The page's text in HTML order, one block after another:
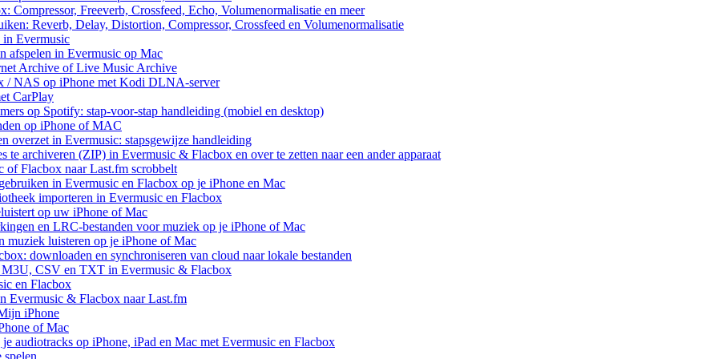
Compressor, Freeverb, Crossfeed, Echo, Volumenormalisatie en meer
Reverb, Delay, Distortion, Compressor, Crossfeed en Volumenormalisatie
in Evermusic
afspelen in Evermusic op Mac
Archive of Live Music Archive
/ NAS op iPhone met Kodi DLNA-server
CarPlay
op Spotify: stap-voor-stap handleiding (mobiel en desktop)
op iPhone of MAC
overzet in Evermusic: stapsgewijze handleiding
te archiveren (ZIP) in Evermusic & Flacbox en over te zetten naar een ander apparaat
of Flacbox naar Last.fm scrobbelt
in Evermusic en Flacbox op je iPhone en Mac
importeren in Evermusic en Flacbox
op uw iPhone of Mac
en LRC-bestanden voor muziek op je iPhone of Mac
luisteren op je iPhone of Mac
downloaden en synchroniseren van cloud naar lokale bestanden
M3U, CSV en TXT in Evermusic & Flacbox
en Flacbox
Evermusic & Flacbox naar Last.fm
iPhone
of Mac
audiotracks op iPhone, iPad en Mac met Evermusic en Flacbox